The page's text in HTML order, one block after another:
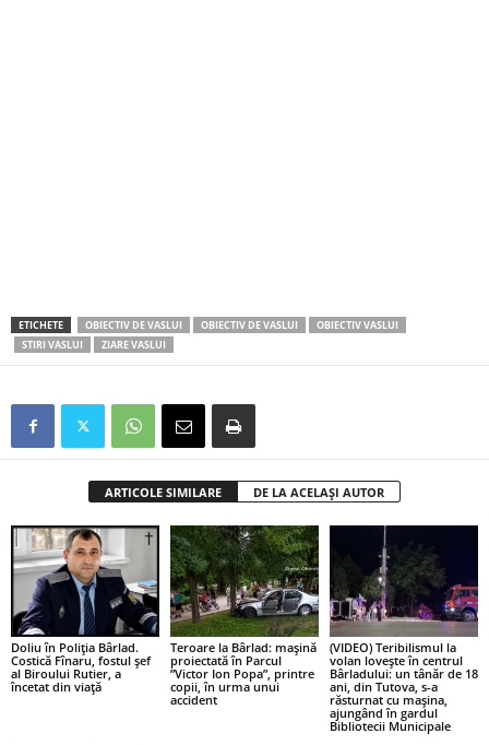
ETICHETE OBIECTIV DE VASLUI OBIECTIV DE VASLUI
OBIECTIV VASLUI
STIRI VASLUI
ZIARE VASLUI
ARTICOLE SIMILARE DE LA ACELAȘI AUTOR
Doliu în Poliția Bârlad.
Costică Fînaru, fostul șef
al Biroului Rutier, a
încetat din viață
Teroare la Bârlad: mașină
proiectată în Parcul
”Victor Ion Popa”, printre
copii, în urma unui
accident
(VIDEO) Teribilismul la
volan lovește în centrul
Bârladului: un tânăr de 18
ani, din Tutova, s-a
răsturnat cu mașina,
ajungând în gardul
Bibliotecii Municipale